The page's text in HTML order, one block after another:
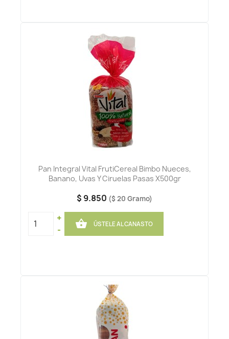
Pan Integral Vital FrutiCereal Bimbo Nueces,
Banano, Uvas Y Ciruelas Pasas X500gr
$ 9.850 ($ 20 Gramo)
+
-
 ÚSTELE AL CANASTO